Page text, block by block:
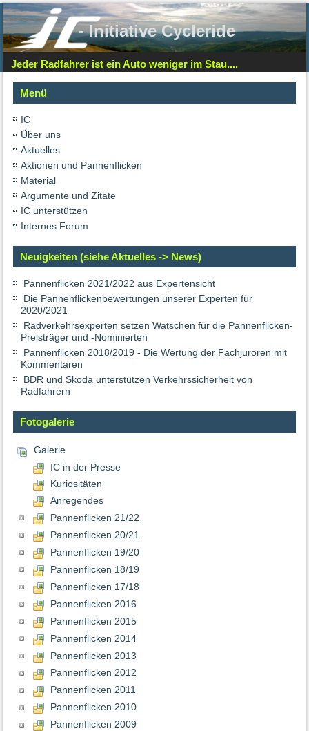
- Initiative Cycleride
Jeder Radfahrer ist ein Auto weniger im Stau....
Menü
IC
Über uns
Aktuelles
Aktionen und Pannenflicken
Material
Argumente und Zitate
IC unterstützen
Internes Forum
Neuigkeiten (siehe Aktuelles -> News)
Pannenflicken 2021/2022 aus Expertensicht
Die Pannenflickenbewertungen unserer Experten für
2020/2021
Radverkehrsexperten setzen Watschen für die Pannenflicken-
Preisträger und -Nominierten
Pannenflicken 2018/2019 - Die Wertung der Fachjuroren mit
Kommentaren
BDR und Skoda unterstützen Verkehrssicherheit von
Radfahrern
Fotogalerie
Galerie
IC in der Presse
Kuriositäten
Anregendes
Pannenflicken 21/22
Pannenflicken 20/21
Pannenflicken 19/20
Pannenflicken 18/19
Pannenflicken 17/18
Pannenflicken 2016
Pannenflicken 2015
Pannenflicken 2014
Pannenflicken 2013
Pannenflicken 2012
Pannenflicken 2011
Pannenflicken 2010
Pannenflicken 2009